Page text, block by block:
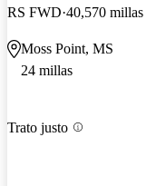
RS FWD 40,570 millas
Moss Point, MS
24 millas
Trato justo